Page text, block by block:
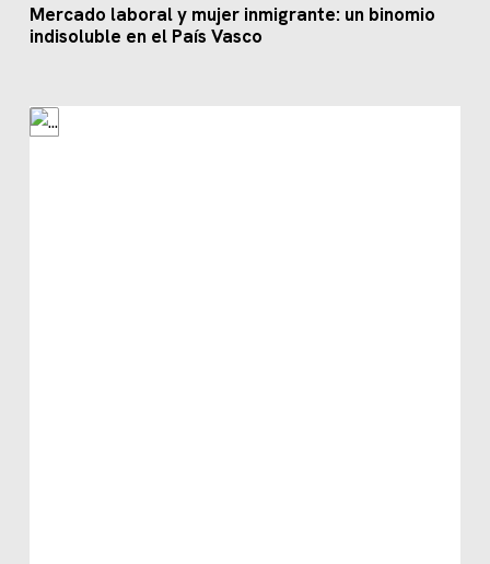
Mercado laboral y mujer inmigrante: un binomio
indisoluble en el País Vasco